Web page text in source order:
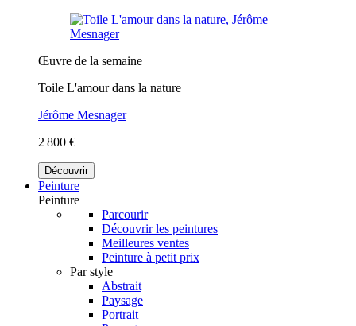
Œuvre de la semaine
Toile L'amour dans la nature
Jérôme Mesnager
2 800 €
Découvrir
Peinture
Peinture
Parcourir
Découvrir les peintures
Meilleures ventes
Peinture à petit prix
Par style
Abstrait
Paysage
Portrait